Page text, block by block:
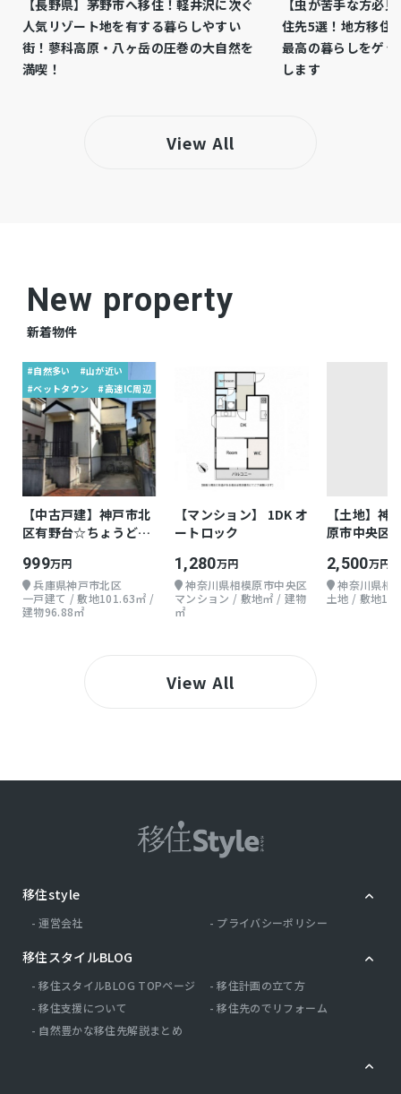
空き家バンク利用者登録が必要です。 ※契
約不適合責任免責 ※隣地への越境あり（合
【長野県】茅野市へ移住！軽井沢に次ぐ
人気リゾート地を有する暮らしやすい
街！蓼科高原・八ヶ岳の圧巻の大自然を
満喫！
【虫が苦手な方必
住先5選！地方移住
最高の暮らしをゲ
します
View All
New property
新着物件
#自然多い
#山が近い
#ベットタウン
#高速IC周辺
【中古戸建】神戸市北
区有野台☆ちょうどよ
999万円
兵庫県神戸市北区
一戸建て / 敷地101.63㎡ /
建物96.88㎡
【マンション】 1DK オ
ートロック
1,280万円
神奈川県相模原市中央区
マンション / 敷地㎡ / 建物
㎡
【土地】神
原市中央区
2,500万円
神奈川県相
土地 / 敷地
View All
移住style
運営会社 プライバシーポリシー
移住スタイルBLOG
移住スタイルBLOG TOPページ
移住計画の立て方
移住支援について
移住先のでリフォーム
自然豊かな移住先解説まとめ